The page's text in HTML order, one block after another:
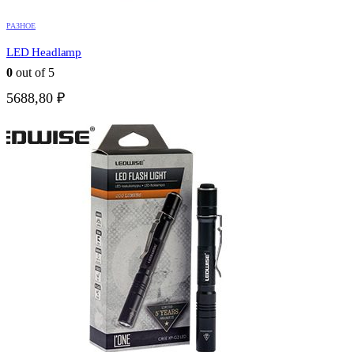
РАЗНОЕ
LED Headlamp
0 out of 5
5688,80 ₽